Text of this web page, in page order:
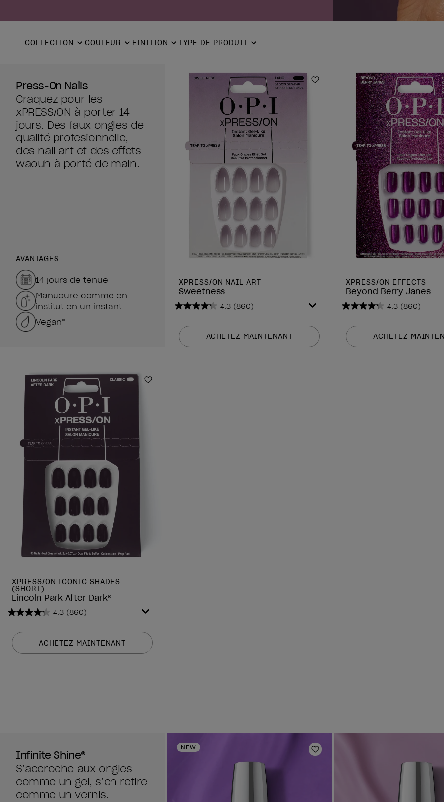
COLLECTION COULEUR FINITION TYPE DE PRODUIT
Press-On Nails
Craquez pour les
xPRESS/ON à porter 14
jours. Des faux ongles de
qualité profesionnelle,
des nail art et des effets
waouh à porté de main.
AVANTAGES
14 jours de tenue
Manucure comme en
institut en un instant
Vegan*
Ajouter aux favoris
XPRESS/ON NAIL ART
Sweetness
4.3 (860)
4.3
5
étoiles.
ACHETEZ MAINTENANT
XPRESS/ON EFFECTS
Beyond Berry Janes
4.3 (860)
4.3
5
étoiles.
ACHETEZ
Ajouter aux favoris
XPRESS/ON ICONIC SHADES
(SHORT)
Lincoln Park After Dark®
4.3 (860)
4.3
5
étoiles.
ACHETEZ MAINTENANT
Infinite Shine®
S’accroche aux ongles
comme un gel, s’en retire
comme un vernis.
NEW
Ajouter aux favoris